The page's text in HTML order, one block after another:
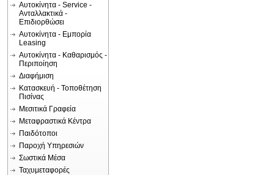
Αυτοκίνητα - Service -
Ανταλλακτικά -
Επιδιορθώσει
Αυτοκίνητα - Εμπορία
Leasing
Αυτοκίνητα - Καθαρισμός -
Περιποίηση
Διαφήμιση
Κατασκευή - Τοποθέτηση
Πισίνας
Μεσιτικά Γραφεία
Μεταφραστικά Κέντρα
Παιδότοποι
Παροχή Υπηρεσιών
Σωστικά Μέσα
Ταχυμεταφορές